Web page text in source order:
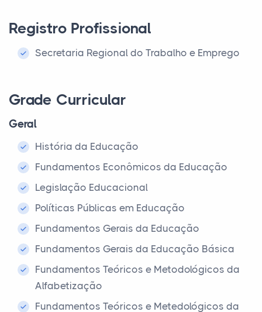
Registro Profissional
Secretaria Regional do Trabalho e Emprego
Grade Curricular
Geral
História da Educação
Fundamentos Econômicos da Educação
Legislação Educacional
Políticas Públicas em Educação
Fundamentos Gerais da Educação
Fundamentos Gerais da Educação Básica
Fundamentos Teóricos e Metodológicos da
Alfabetização
Fundamentos Teóricos e Metedológicos da